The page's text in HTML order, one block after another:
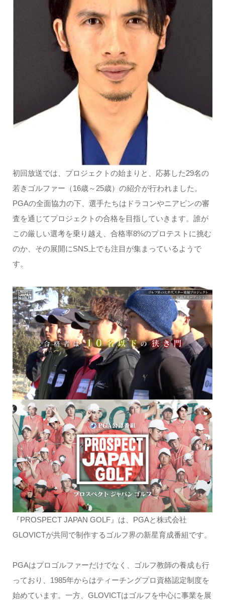
初回放送では、プロジェクトの始まりと、応募した29名の
若きゴルファー（16歳～25歳）の紹介が行われました。
PGAの全面協力の下、選手たちはドラコンやニアピンの審
査を通じてプロジェクトの合格を目指していきます。誰が
この厳しい選考を乗り越え、合格率8%のプロテストに挑む
のか、その展開にSNS上でも注目が集まっているようで
す。
『PROSPECT JAPAN GOLF』は、PGAと株式会社
GLOVICTが共同で制作するゴルフ界の新星育成番組です。
PGAはプロゴルファーだけでなく、ゴルフ教師の養成も行
っており、1985年からはティーチングプロ資格認定制度を
始めています。一方、GLOVICTはゴルフを中心に事業を展